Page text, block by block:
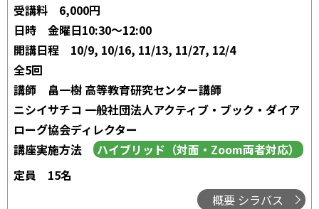
受講料
6,000円
日時
金曜日10:30～12:00
開講日程
10/9, 10/16, 11/13, 11/27, 12/4
全5回
講師
畠一樹 高等教育研究センター講師
ニシイサチコ 一般社団法人アクティブ・ブック・ダイア
ローグ協会ディレクター
講座実施方法
定員
15名
概要 シラバス